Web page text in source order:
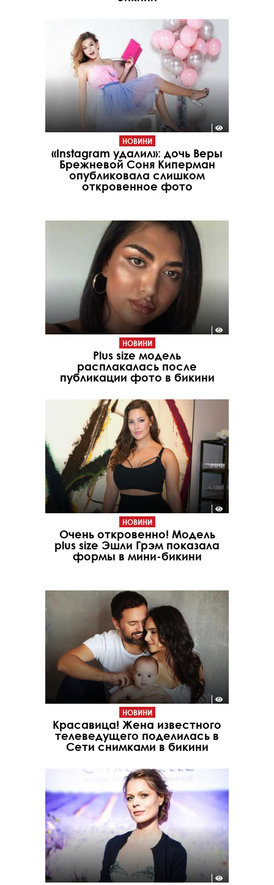
НОВИНИ
«Instagram удалил»: дочь Веры
Брежневой Соня Киперман
опубликовала слишком
откровенное фото
НОВИНИ
Plus size модель
расплакалась после
публикации фото в бикини
НОВИНИ
Очень откровенно! Модель
plus size Эшли Грэм показала
формы в мини-бикини
НОВИНИ
Красавица! Жена известного
телеведущего поделилась в
Сети снимками в бикини